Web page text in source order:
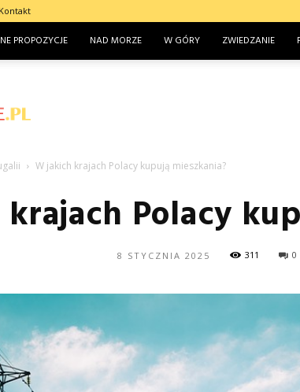
Kontakt
PROPOZYCJE NAD MORZE W GÓRY ZWIEDZANIE
W jakich krajach Polacy kupują mieszkania?
Polacy
8 STYCZNIA 2025 311 0